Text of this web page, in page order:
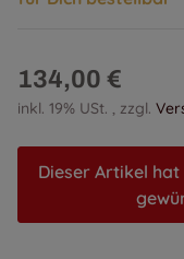
134,00 €
inkl. 19% USt. , zzgl.
Dieser Artikel